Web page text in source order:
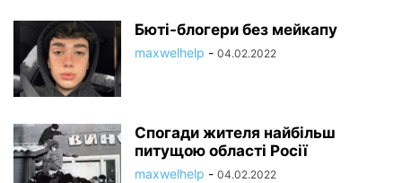
Бюті-блогери без мейкапу
maxwelhelp - 04.02.2022
Спогади жителя найбільш
питущою області Росії
maxwelhelp - 04.02.2022